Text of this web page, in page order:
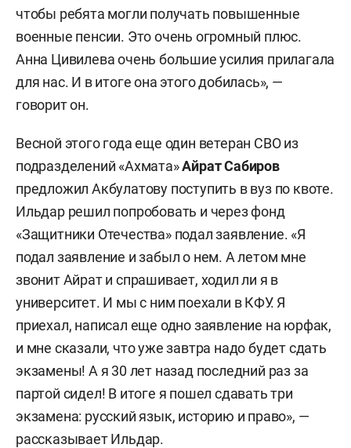
чтобы ребята могли получать повышенные
военные пенсии. Это очень огромный плюс.
Анна Цивилева очень большие усилия прилагала
для нас. И в итоге она этого добилась», —
говорит он.
Весной этого года еще один ветеран СВО из
подразделений «Ахмата»Айрат Сабиров
предложил Акбулатову поступить в вуз по квоте.
Ильдар решил попробовать и через фонд
«Защитники Отечества» подал заявление. «Я
подал заявление и забыл о нем. А летом мне
звонит Айрат и спрашивает, ходил ли я в
университет. И мы с ним поехали в КФУ. Я
приехал, написал еще одно заявление на юрфак,
и мне сказали, что уже завтра надо будет сдать
экзамены! А я 30 лет назад последний раз за
партой сидел! В итоге я пошел сдавать три
экзамена: русский язык, историю и право», —
рассказывает Ильдар.